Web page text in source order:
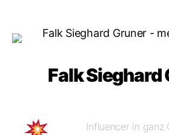
Falk Sieghard
Influencer in ganz